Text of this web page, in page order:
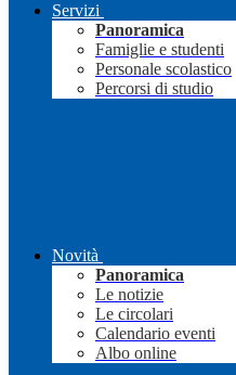
Servizi
Panoramica
Famiglie e studenti
Personale scolastico
Percorsi di studio
Novità
Panoramica
Le notizie
Le circolari
Calendario eventi
Albo online